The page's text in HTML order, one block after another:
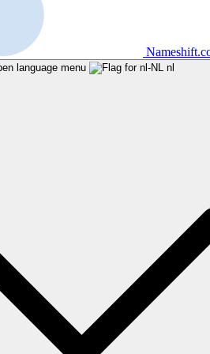
language menu nl